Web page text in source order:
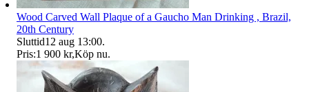
Wood Carved Wall Plaque of a Gaucho Man Drinking , Brazil,
20th Century
Sluttid12 aug 13:00.
Pris:1 900 kr,Köp nu.